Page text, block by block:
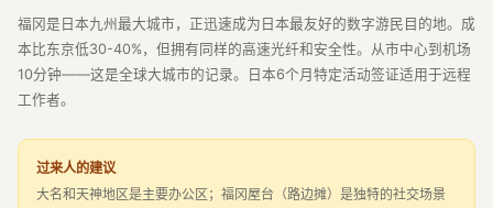
福冈是日本九州最大城市，正迅速成为日本最友好的数字游民目的地。成
本比东京低30-40%，但拥有同样的高速光纤和安全性。从市中心到机场
10分钟——这是全球大城市的记录。日本6个月特定活动签证适用于远程
工作者。
过来人的建议
大名和天神地区是主要办公区；福冈屋台（路边摊）是独特的社交场景